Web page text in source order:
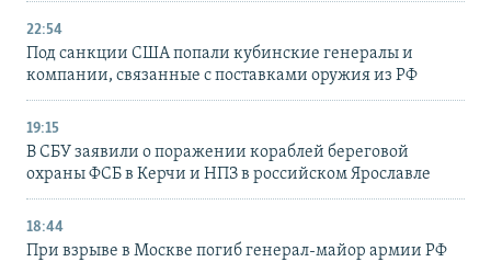
22:54
Под санкции США попали кубинские генералы и
компании, связанные с поставками оружия из РФ
19:15
В СБУ заявили о поражении кораблей береговой
охраны ФСБ в Керчи и НПЗ в российском Ярославле
18:44
При взрыве в Москве погиб генерал-майор армии РФ